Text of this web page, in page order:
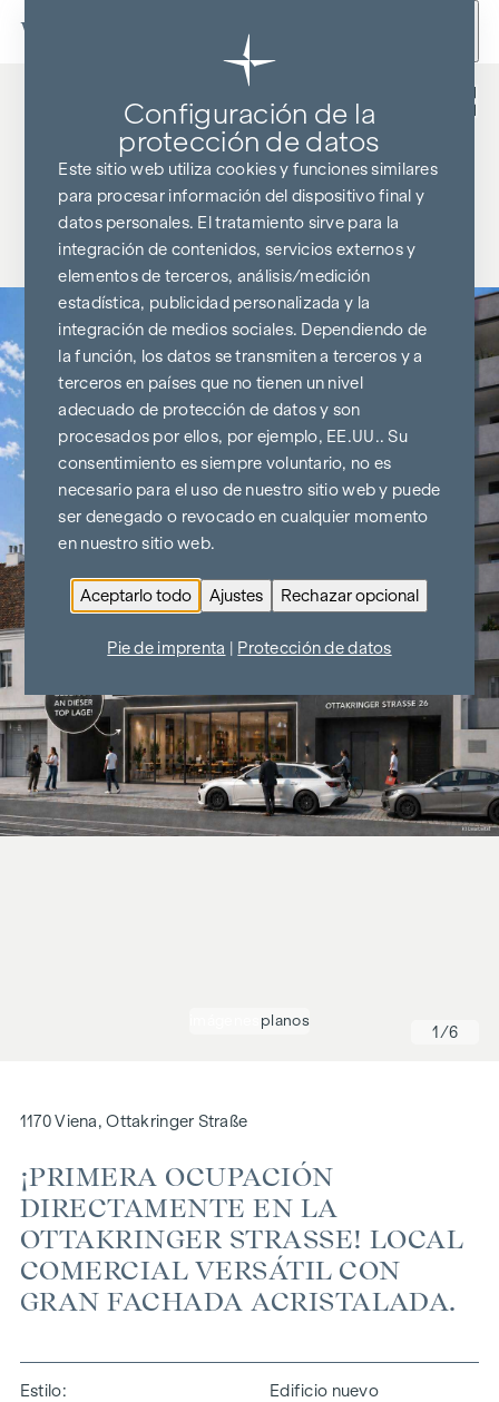
Ir al contenido
planos
1/6
1170 Viena, Ottakringer Straße
¡PRIMERA OCUPACIÓN
DIRECTAMENTE EN LA
OTTAKRINGER STRASSE! LOCAL C
OMERCIAL VERSÁTIL CON G
RAN FACHADA ACRISTALADA.
Estilo
Edificio nuevo
Configuración de la
protección de datos
Este sitio web utiliza cookies y funciones similares
para procesar información del dispositivo final y
datos personales. El tratamiento sirve para la
integración de contenidos, servicios externos y
elementos de terceros, análisis/medición
estadística, publicidad personalizada y la
integración de medios sociales. Dependiendo de
la función, los datos se transmiten a terceros y a
terceros en países que no tienen un nivel
adecuado de protección de datos y son
procesados por ellos, por ejemplo, EE.UU.. Su
consentimiento es siempre voluntario, no es
necesario para el uso de nuestro sitio web y puede
ser denegado o revocado en cualquier momento
en nuestro sitio web.
Aceptarlo todo Ajustes Rechazar opcional
Pie de imprenta Protección de datos